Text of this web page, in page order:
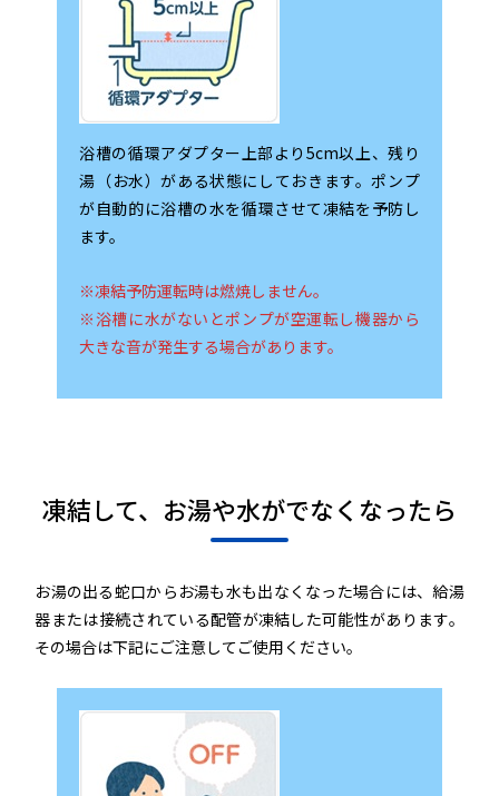
浴槽の循環アダプター上部より5cm以上、残り
湯（お水）がある状態にしておきます。ポンプ
が自動的に浴槽の水を循環させて凍結を予防し
ます。
※凍結予防運転時は燃焼しません。
※浴槽に水がないとポンプが空運転し機器から
大きな音が発生する場合があります。
凍結して、お湯や水がでなくなったら
お湯の出る蛇口からお湯も水も出なくなった場合には、給湯
器または接続されている配管が凍結した可能性があります。
その場合は下記にご注意してご使用ください。